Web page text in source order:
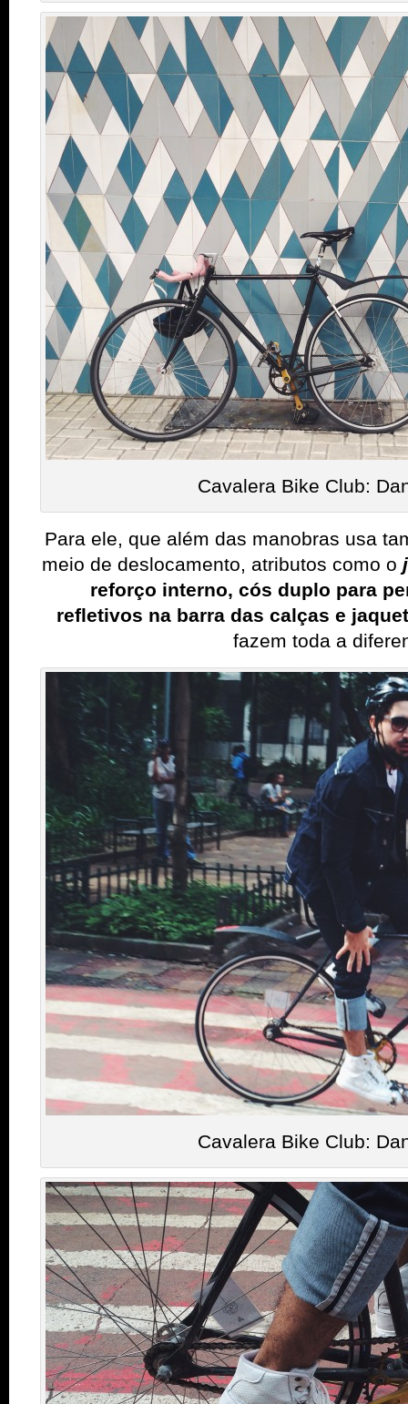
Cavalera Bike Club:
Para ele, que além das manobras usa
meio de deslocamento, atributos como o
reforço interno, cós duplo para
refletivos na barra das calças e
fazem toda a
Cavalera Bike Club: